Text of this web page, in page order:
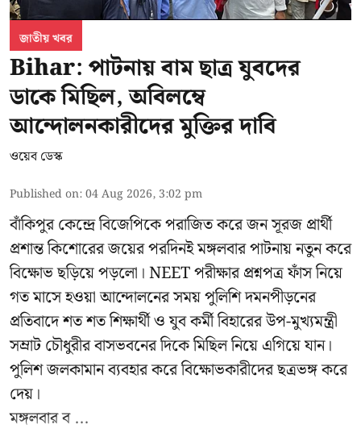
জাতীয় খবর
Bihar: পাটনায় বাম ছাত্র যুবদের
ডাকে মিছিল, অবিলম্বে
আন্দোলনকারীদের মুক্তির দাবি
ওয়েব ডেস্ক
Published on:04 Aug 2026, 3:02 pm
বাঁকিপুর কেন্দ্রে বিজেপিকে পরাজিত করে জন সূরজ প্রার্থী
প্রশান্ত কিশোরের জয়ের পরদিনই মঙ্গলবার পাটনায় নতুন করে
বিক্ষোভ ছড়িয়ে পড়লো। NEET পরীক্ষার প্রশ্নপত্র ফাঁস নিয়ে
গত মাসে হওয়া আন্দোলনের সময় পুলিশি দমনপীড়নের
প্রতিবাদে শত শত শিক্ষার্থী ও যুব কর্মী বিহারের উপ-মুখ্যমন্ত্রী
সম্রাট চৌধুরীর বাসভবনের দিকে মিছিল নিয়ে এগিয়ে যান।
পুলিশ জলকামান ব্যবহার করে বিক্ষোভকারীদের ছত্রভঙ্গ করে
দেয়।
মঙ্গলবার ব ...